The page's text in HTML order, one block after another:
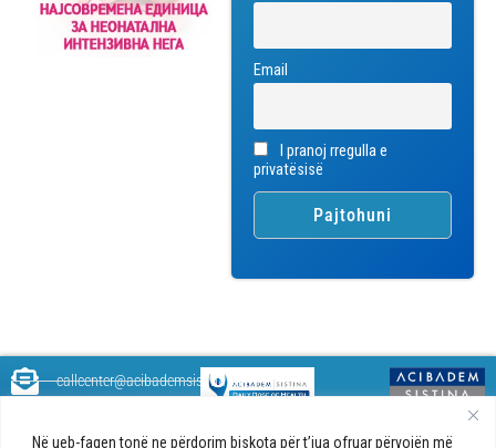
Në ueb-faqen tonë ne përdorim biskota për t’jua ofruar përvojën më
Email
I pranoj rregulla e
privatësisë
callcenter@acibademsistina.mk